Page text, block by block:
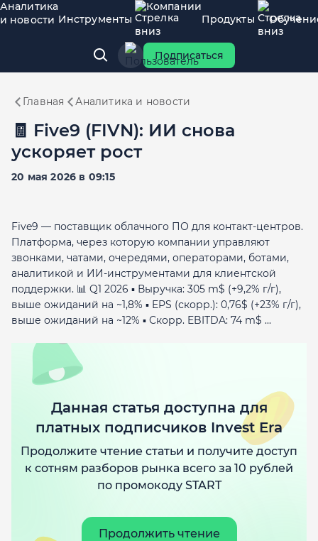
Аналитика
и новости Инструменты
Компании
Продукты
Подписаться
Главная Аналитика и новости
🧾 Five9 (FIVN): ИИ снова
ускоряет рост
20 мая 2026 в 09:15
Five9 — поставщик облачного ПО для контакт-центров.
Платформа, через которую компании управляют
звонками, чатами, очередями, операторами, ботами,
аналитикой и ИИ-инструментами для клиентской
поддержки. 📊 Q1 2026 ▪️ Выручка: 305 m$ (+9,2% г/г),
выше ожиданий на ~1,8% ▪️ EPS (скорр.): 0,76$ (+23% г/г),
выше ожиданий на ~12% ▪️ Скорр. EBITDA: 74 m$ ...
Данная статья доступна для
платных подписчиков Invest Era
Продолжите чтение статьи и получите доступ
к сотням разборов рынка всего за 10 рублей
по промокоду START
Продолжить чтение